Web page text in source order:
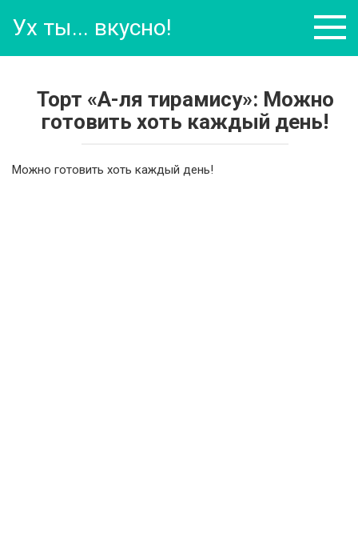
Ух ты... вкусно!
Торт «А-ля тирамису»: Можно
готовить хоть каждый день!
Можно готовить хоть каждый день!